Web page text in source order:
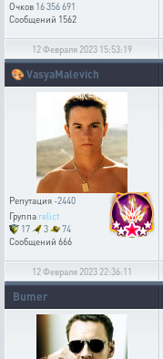
Очков 16 356 691
Сообщений 1562
12 Февраля 2023 15:53:19
🎨 VasyaMalevich
Репутация-2440
Группа relict
17
3
74
Сообщений 666
12 Февраля 2023 22:36:11
Bumer